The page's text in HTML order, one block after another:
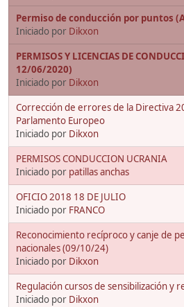
Permiso de conducción por puntos
Iniciado por Dikxon
PERMISOS Y LICENCIAS DE
12/06/2020)
Iniciado por Dikxon
Corrección de errores de la Directiva
Parlamento Europeo
Iniciado por Dikxon
PERMISOS CONDUCCION UCRANIA
Iniciado por patillas anchas
OFICIO 2018 18 DE JULIO
Iniciado por FRANCO
Reconocimiento recíproco y canje de
nacionales (09/10/24)
Iniciado por Dikxon
Regulación cursos de sensibilización y
Iniciado por Dikxon